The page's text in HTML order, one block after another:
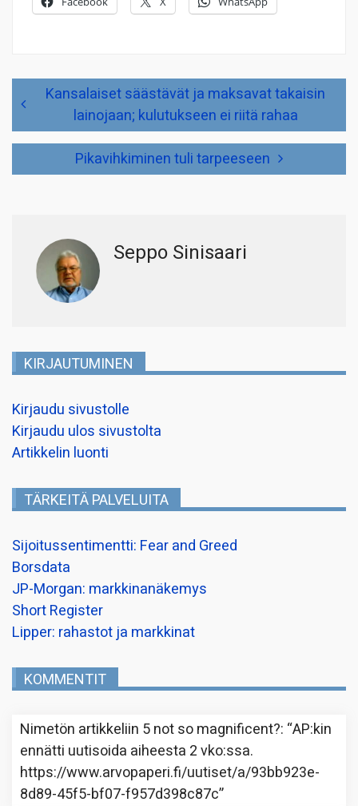
Artikkelien
selaus Kansalaiset säästävät ja maksavat takaisin
lainojaan; kulutukseen ei riitä rahaa
Pikavihkiminen tuli tarpeeseen
Seppo Sinisaari
KIRJAUTUMINEN
Kirjaudu sivustolle
Kirjaudu ulos sivustolta
Artikkelin luonti
TÄRKEITÄ PALVELUITA
Sijoitussentimentti: Fear and Greed
Borsdata
JP-Morgan: markkinanäkemys
Short Register
Lipper: rahastot ja markkinat
KOMMENTIT
Nimetön artikkeliin 5 not so magnificent?: “AP:kin
ennätti uutisoida aiheesta 2 vko:ssa.
https://www.arvopaperi.fi/uutiset/a/93bb923e-
8d89-45f5-bf07-f957d398c87c”